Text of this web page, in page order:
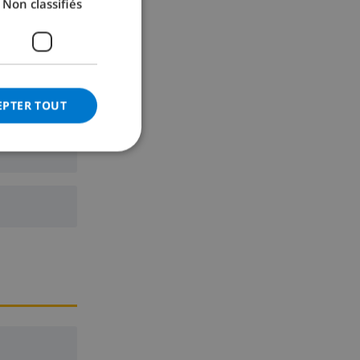
CATALAN
DANISH
Non classifiés
TOUT